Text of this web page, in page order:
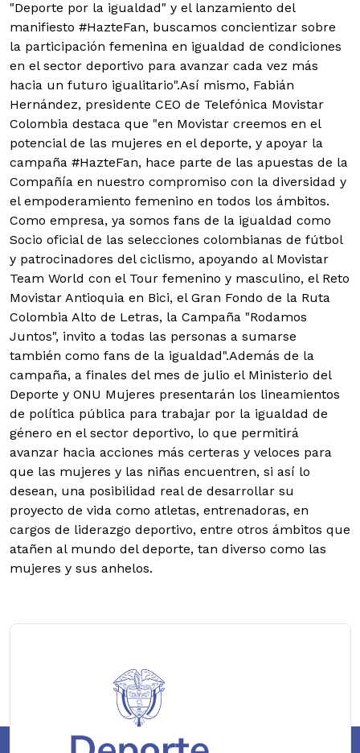
"Deporte por la igualdad" y el lanzamiento del
manifiesto #HazteFan, buscamos concientizar sobre
la participación femenina en igualdad de condiciones
en el sector deportivo para avanzar cada vez más
hacia un futuro igualitario".Así mismo, Fabián
Hernández, presidente CEO de Telefónica Movistar
Colombia destaca que "en Movistar creemos en el
potencial de las mujeres en el deporte, y apoyar la
campaña #HazteFan, hace parte de las apuestas de la
Compañía en nuestro compromiso con la diversidad y
el empoderamiento femenino en todos los ámbitos.
Como empresa, ya somos fans de la igualdad como
Socio oficial de las selecciones colombianas de fútbol
y patrocinadores del ciclismo, apoyando al Movistar
Team World con el Tour femenino y masculino, el Reto
Movistar Antioquia en Bici, el Gran Fondo de la Ruta
Colombia Alto de Letras, la Campaña "Rodamos
Juntos", invito a todas las personas a sumarse
también como fans de la igualdad".Además de la
campaña, a finales del mes de julio el Ministerio del
Deporte y ONU Mujeres presentarán los lineamientos
de política pública para trabajar por la igualdad de
género en el sector deportivo, lo que permitirá
avanzar hacia acciones más certeras y veloces para
que las mujeres y las niñas encuentren, si así lo
desean, una posibilidad real de desarrollar su
proyecto de vida como atletas, entrenadoras, en
cargos de liderazgo deportivo, entre otros ámbitos que
atañen al mundo del deporte, tan diverso como las
mujeres y sus anhelos.